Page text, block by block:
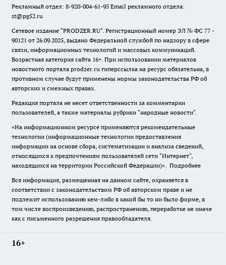
Рекламный отдел: 8-920-004-61-95 Email рекламного отдела:
st@pg52.ru
Сетевое издание "PRODZER.RU". Регистрационный номер ЭЛ № ФС 77 -
90121 от 26.09.2025, выдано Федеральной службой по надзору в сфере
связи, информационных технологий и массовых коммуникаций.
Возрастная категория сайта 16+. При использовании материалов
новостного портала prodzer.ru гиперссылка на ресурс обязательна, в
противном случае будут применены нормы законодательства РФ об
авторских и смежных правах.
Редакция портала не несет ответственности за комментарии
пользователей, а также материалы рубрики "народные новости".
«На информационном ресурсе применяются рекомендательные
технологии (информационные технологии предоставления
информации на основе сбора, систематизации и анализа сведений,
относящихся к предпочтениям пользователей сети "Интернет",
находящихся на территории Российской Федерации)». Подробнее
Вся информация, размещенная на данном сайте, охраняется в
соответствии с законодательством РФ об авторском праве и не
подлежит использованию кем-либо в какой бы то ни было форме, в
том числе воспроизведению, распространению, переработке не иначе
как с письменного разрешения правообладателя.
16+